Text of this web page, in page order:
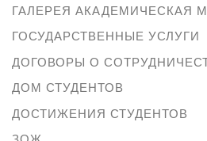
ГАЛЕРЕЯ АКАДЕМИЧЕСКАЯ
ГОСУДАРСТВЕННЫЕ УСЛУГИ
ДОГОВОРЫ О
ДОМ СТУДЕНТОВ
ДОСТИЖЕНИЯ СТУДЕНТОВ